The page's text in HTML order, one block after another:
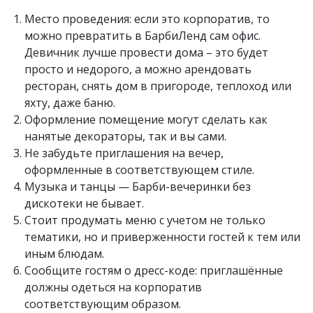
Место проведения: если это корпоратив, то
можно превратить в БарбиЛенд сам офис.
Девичник лучше провести дома – это будет
просто и недорого, а можно арендовать
ресторан, снять дом в пригороде, теплоход или
яхту, даже баню.
Оформление помещение могут сделать как
нанятые декораторы, так и вы сами.
Не забудьте приглашения на вечер,
оформленные в соответствующем стиле.
Музыка и танцы — Барби-вечеринки без
дискотеки не бывает.
Стоит продумать меню с учетом не только
тематики, но и приверженности гостей к тем или
иным блюдам.
Сообщите гостям о дресс-коде: приглашённые
должны одеться на корпоратив
соответствующим образом.